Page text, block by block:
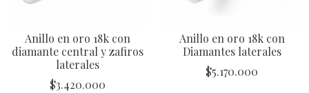
Anillo en oro 18k con
diamante central y zafiros
laterales
$3.420.000
Anillo en oro 18k con
Diamantes laterales
$5.170.000